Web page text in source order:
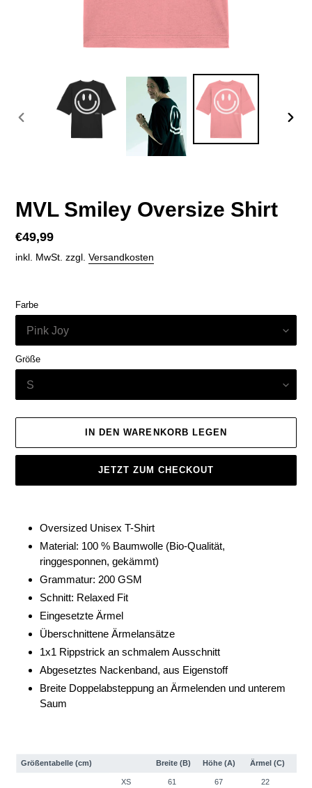
VORHERIGER
MVL Smiley Oversize Shirt
Normaler
Preis
€49,99
inkl. MwSt. zzgl. Versandkosten
Farbe
Größe
IN DEN WARENKORB LEGEN
JETZT ZUM CHECKOUT
Warenkorb
hinzugefügt
Oversized Unisex T-Shirt
Material: 100 % Baumwolle (Bio-Qualität,
ringgesponnen, gekämmt)
Grammatur: 200 GSM
Schnitt: Relaxed Fit
Eingesetzte Ärmel
Überschnittene Ärmelansätze
1x1 Rippstrick an schmalem Ausschnitt
Abgesetztes Nackenband, aus Eigenstoff
Breite Doppelabsteppung an Ärmelenden und unterem
Saum